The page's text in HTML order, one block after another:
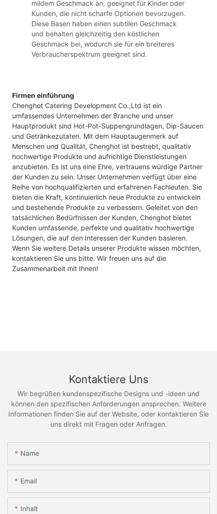
mildem Geschmack an, geeignet für Kinder oder
Kunden, die nicht scharfe Optionen bevorzugen.
Diese Basen haben einen subtilen Geschmack
und behalten gleichzeitig den köstlichen
Geschmack bei, wodurch sie für ein breiteres
Verbraucherspektrum geeignet sind.
Firmen einführung
Chenghot Catering Development Co.,Ltd ist ein
umfassendes Unternehmen der Branche und unser
Hauptprodukt sind Hot-Pot-Suppengrundlagen, Dip-Saucen
und Getränkezutaten. Mit dem Hauptaugenmerk auf
Menschen und Qualität, Chenghot ist bestrebt, qualitativ
hochwertige Produkte und aufrichtige Dienstleistungen
anzubieten. Es ist uns eine Ehre, vertrauens würdige Partner
der Kunden zu sein. Unser Unternehmen verfügt über eine
Reihe von hochqualifizierten und erfahrenen Fachleuten. Sie
bieten die Kraft, kontinuierlich neue Produkte zu entwickeln
und bestehende Produkte zu verbessern. Geleitet von den
tatsächlichen Bedürfnissen der Kunden, Chenghot bietet
Kunden umfassende, perfekte und qualitativ hochwertige
Lösungen, die auf den Interessen der Kunden basieren.
Wenn Sie weitere Details unserer Produkte wissen möchten,
kontaktieren Sie uns bitte. Wir freuen uns auf die
Zusammenarbeit mit Ihnen!
Kontaktiere Uns
Wir begrüßen kundenspezifische Designs und -ideen und
können den spezifischen Anforderungen ansprechen. Weitere
Informationen finden Sie auf der Website, oder kontaktieren Sie
uns direkt mit Fragen oder Anfragen.
Name
Email
Inhalt